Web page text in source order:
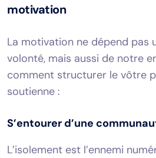
motivation
La motivation ne dépend pas
volonté, mais aussi de notre
comment structurer le vôtre
soutienne :
S’entourer d’une
L’isolement est l’ennemi